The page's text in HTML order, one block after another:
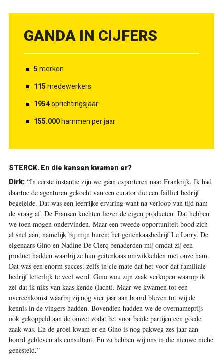
GANDA IN CIJFERS
5 merken
115 medewerkers
1954oprichtingsjaar
155.000hammen per jaar
STERCK. En die kansen kwamen er?
Dirk:“In eerste instantie zijn we gaan exporteren naar Frankrijk. Ik had
daartoe de agenturen gekocht van een curator die een failliet bedrijf
begeleide. Dat was een leerrijke ervaring want na verloop van tijd nam
de vraag af. De Fransen kochten liever de eigen producten. Dat hebben
we toen mogen ondervinden. Maar een tweede opportuniteit bood zich
al snel aan, namelijk bij mijn buren: het geitenkaasbedrijf Le Larry. De
eigenaars Gino en Nadine De Clerq benaderden mij omdat zij een
product hadden waarbij ze hun geitenkaas omwikkelden met onze ham.
Dat was een enorm succes, zelfs in die mate dat het voor dat familiale
bedrijf letterlijk te veel werd. Gino wou zijn zaak verkopen waarop ik
zei dat ik niks van kaas kende (lacht). Maar we kwamen tot een
overeenkomst waarbij zij nog vier jaar aan boord bleven tot wij de
kennis in de vingers hadden. Bovendien hadden we de overnameprijs
ook gekoppeld aan de omzet zodat het voor beide partijen een goede
zaak was. En de groei kwam er en Gino is nog pakweg zes jaar aan
boord gebleven als consultant. En zo hebben wij ons in die nieuwe niche
genesteld.”